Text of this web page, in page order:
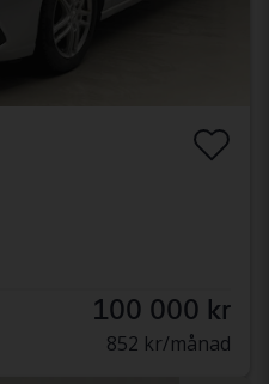
100 000 kr
852 kr/månad